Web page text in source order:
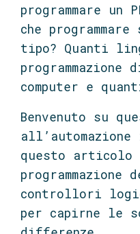
programmare
che
tipo? Quanti
computer e
Benvenuto su
questo articolo
programmazione
controllori
per capirne le